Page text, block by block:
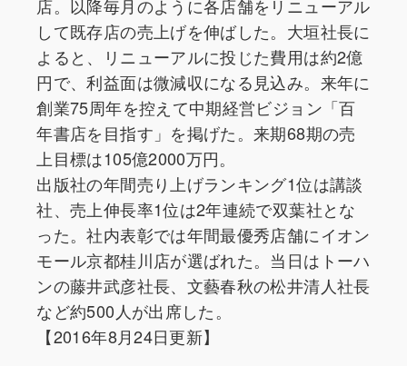
店。以降毎月のように各店舗をリニューアル
して既存店の売上げを伸ばした。大垣社長に
よると、リニューアルに投じた費用は約2億
円で、利益面は微減収になる見込み。来年に
創業75周年を控えて中期経営ビジョン「百
年書店を目指す」を掲げた。来期68期の売
上目標は105億2000万円。
出版社の年間売り上げランキング1位は講談
社、売上伸長率1位は2年連続で双葉社とな
った。社内表彰では年間最優秀店舗にイオン
モール京都桂川店が選ばれた。当日はトーハ
ンの藤井武彦社長、文藝春秋の松井清人社長
など約500人が出席した。
【2016年8月24日更新】